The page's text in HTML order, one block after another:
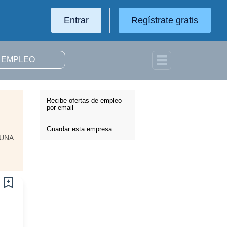
Entrar Regístrate gratis
Recibe ofertas de empleo
por email
Guardar esta empresa